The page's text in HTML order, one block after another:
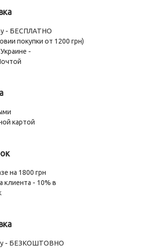
- БЕСПЛАТНО
покупки от 1200 грн)
-
картой
на 1800 грн
клиента - 10% в
- БЕЗКОШТОВНО